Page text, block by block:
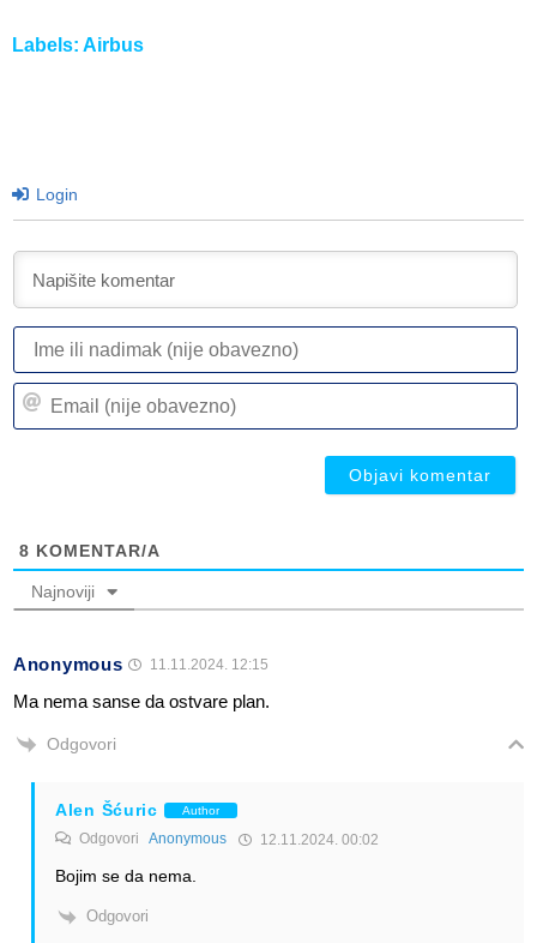
Labels: Airbus
Login
8 KOMENTAR/A
Najnoviji
Anonymous 11.11.2024. 12:15
Ma nema sanse da ostvare plan.
Odgovori
Alen Šćuric Author
Odgovori Anonymous 12.11.2024. 00:02
Bojim se da nema.
Odgovori